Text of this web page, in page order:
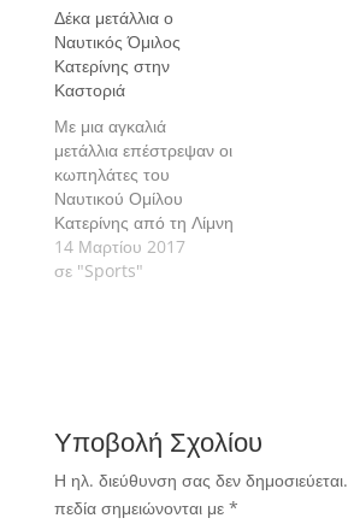
Δέκα μετάλλια ο
Ναυτικός Όμιλος
Κατερίνης στην
Καστοριά
Με μια αγκαλιά
μετάλλια επέστρεψαν οι
κωπηλάτες του
Ναυτικού Ομίλου
Κατερίνης από τη Λίμνη
της Καστοριάς, όπου
την Κυριακή 12
αιγίδα της ΕΚΟΦΝΣ,
προς τιμήν των
απόδημων
Μαυροβίνων, που
14 Μαρτίου 2017
σε "Sports"
Υποβολή Σχολίου
Η ηλ. διεύθυνση σας δεν δημοσιεύεται.
πεδία σημειώνονται με *